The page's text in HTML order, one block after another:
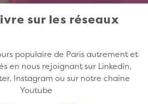
sur les réseaux
populaire de Paris autrement et
en nous rejoignant sur Linkedin,
Instagram ou sur notre chaine
Youtube